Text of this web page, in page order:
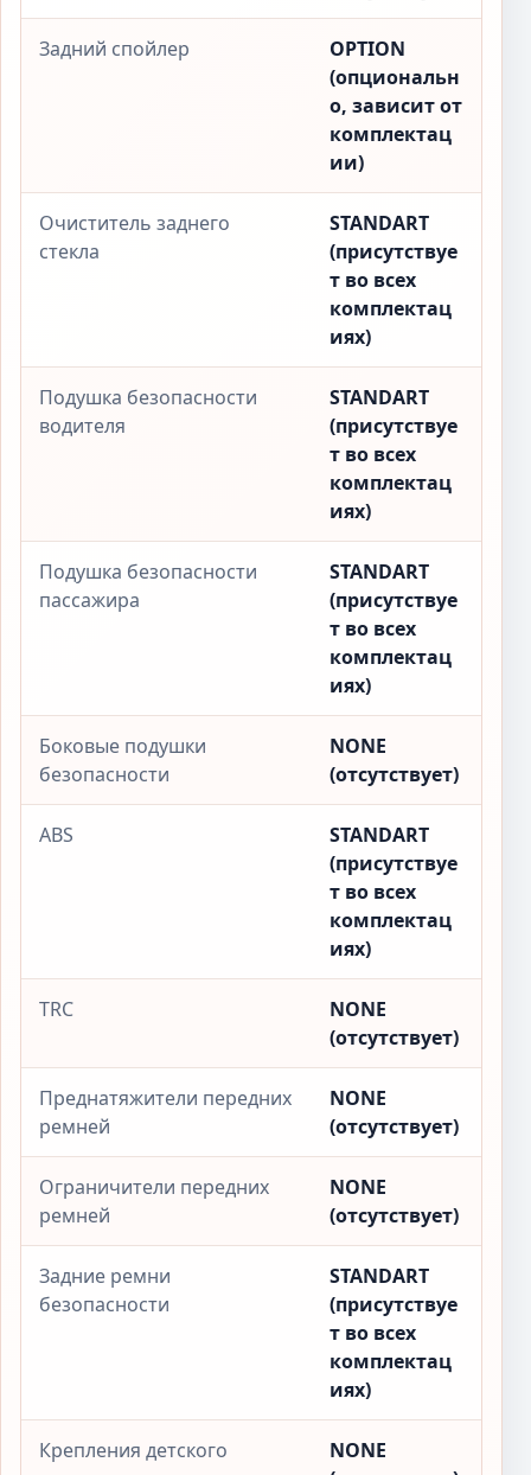
Задний спойлер
OPTION
(опциональн
о, зависит от
комплектац
ии)
Очиститель заднего
стекла
STANDART
(присутствуе
т во всех
комплектац
иях)
Подушка безопасности
водителя
STANDART
(присутствуе
т во всех
комплектац
иях)
Подушка безопасности
пассажира
STANDART
(присутствуе
т во всех
комплектац
иях)
Боковые подушки
безопасности
NONE
(отсутствует)
ABS
STANDART
(присутствуе
т во всех
комплектац
иях)
TRC
NONE
(отсутствует)
Преднатяжители передних
ремней
NONE
(отсутствует)
Ограничители передних
ремней
NONE
(отсутствует)
Задние ремни
безопасности
STANDART
(присутствуе
т во всех
комплектац
иях)
Крепления детского
NONE